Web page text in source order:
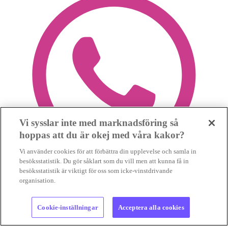
Vi sysslar inte med marknadsföring så
hoppas att du är okej med våra kakor?
Vi använder cookies för att förbättra din upplevelse och samla in
besöksstatistik. Du gör såklart som du vill men att kunna få in
besöksstatistik är viktigt för oss som icke-vinstdrivande
organisation.
Cookie-inställningar Acceptera alla cookies